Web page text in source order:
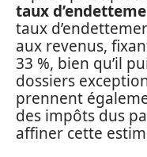
taux
taux
aux revenus,
33 %, bien qu’il
dossiers
prennent
des impôts dus
affiner cette